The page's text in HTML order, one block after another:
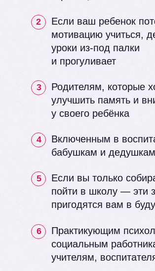
Включенным в
бабушкам и
Если ваш ребенок
мотивацию учиться,
уроки из-под палки
и прогуливает
2
Родителям, которые
улучшить память и
у своего ребёнка
3
4
Практикующим
социальным
учителям,
Если вы только
пойти в школу — эти
пригодятся вам в
5
6